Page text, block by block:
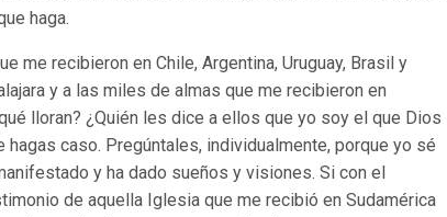
haga.
me recibieron en Chile, Argentina, Uruguay, Brasil y
y a las miles de almas que me recibieron en
lloran? ¿Quién les dice a ellos que yo soy el que Dios
hagas caso. Pregúntales, individualmente, porque yo sé
y ha dado sueños y visiones. Si con el
de aquella Iglesia que me recibió en Sudamérica